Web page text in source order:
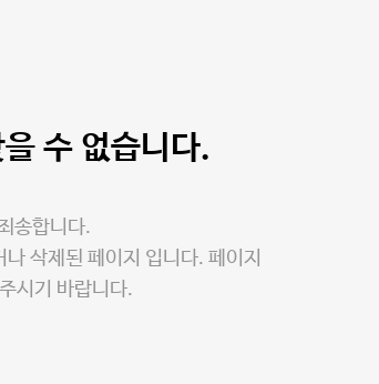
수 없습니다.
송합니다.
삭제된 페이지 입니다. 페이지
시기 바랍니다.